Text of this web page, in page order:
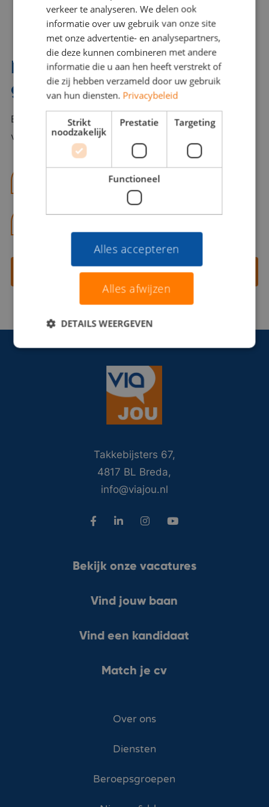
Interesse? Benno helpt je
graag verder!
Bel of mail Benno met al jouw vragen. Benno staat
voor je klaar en helpt je graag!
benno@viajou.nl
Contact opnemen
Takkebijsters 67,
4817 BL Breda,
info@viajou.nl
Bekijk onze vacatures
Vind jouw baan
Vind een kandidaat
Match je cv
Over ons
Diensten
Beroepsgroepen
verkeer te analyseren. We delen ook
informatie over uw gebruik van onze site
met onze advertentie- en analysepartners,
die deze kunnen combineren met andere
informatie die u aan hen heeft verstrekt of
die zij hebben verzameld door uw gebruik
van hun diensten. Privacybeleid
Strikt
noodzakelijk
Prestatie Targeting
Functioneel
Alles accepteren
Alles afwijzen
DETAILS WEERGEVEN